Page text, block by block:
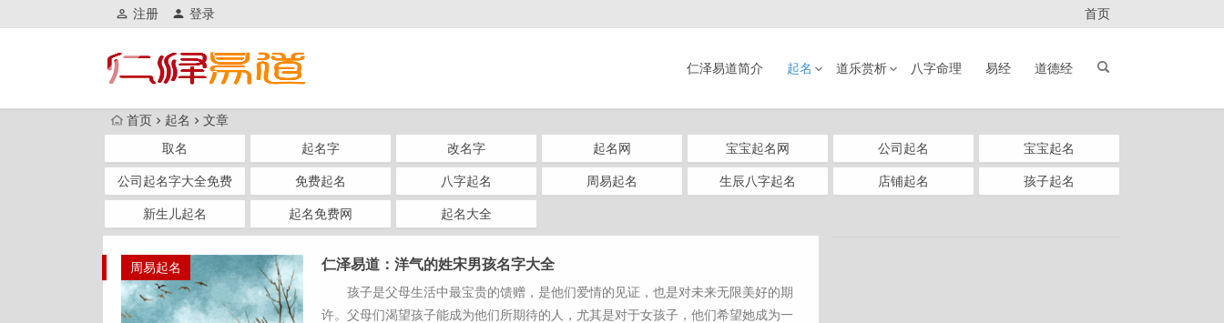
注册 登录 首页
仁泽易道简介 起名 道乐赏析 八字命理 易经 道德经
首页 起名
文章
取名
起名字 改名字 起名网 宝宝起名网 公司起名 宝宝起名
公司起名字大全免费 免费起名 八字起名 周易起名 生辰八字起名 店铺起名 孩子起名
新生儿起名 起名免费网 起名大全
周易起名 仁泽易道：洋气的姓宋男孩名字大全
孩子是父母生活中最宝贵的馈赠，是他们爱情的见证，也是对未来无限美好的期
许。父母们渴望孩子能成为他们所期待的人，尤其是对于女孩子，他们希望她成为一